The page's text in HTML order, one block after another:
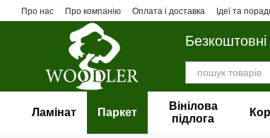
Перейти до основного контенту
Про нас Про компанію Оплата і доставка Ідеї та
Безкоштовні
Ламінат Паркет
Вінілова
пiдлога